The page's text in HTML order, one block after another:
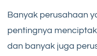
Banyak perusahaan
pentingnya
dan banyak juga